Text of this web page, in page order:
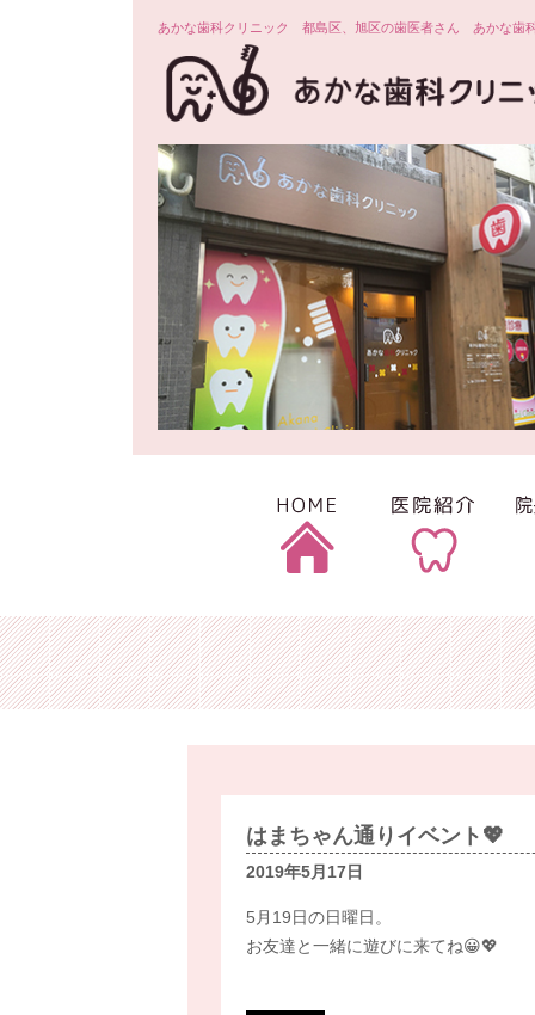
あかな歯科クリニック 都島区、旭区の歯医者さん あかな歯
はまちゃん通りイベント💖
2019年5月17日
5月19日の日曜日。
お友達と一緒に遊びに来てね😀💖